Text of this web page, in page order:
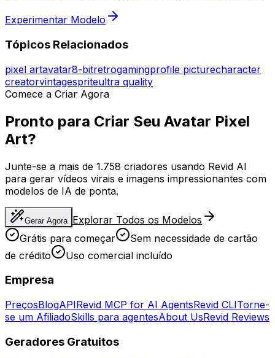
Experimentar Modelo
Tópicos Relacionados
pixel artavatar8-bitretrogamingprofile picturecharacter
creatorvintagespriteultra quality
Comece a Criar Agora
Pronto para Criar Seu Avatar Pixel
Art?
Junte-se a mais de 1.758 criadores usando Revid AI
para gerar vídeos virais e imagens impressionantes com
modelos de IA de ponta.
Gerar Agora Explorar Todos os Modelos
Grátis para começar
Sem necessidade de cartão
de crédito
Uso comercial incluído
Empresa
PreçosBlogAPIRevid MCP for AI AgentsRevid CLITorne-
se um AfiliadoSkills para agentesAbout UsRevid Reviews
Geradores Gratuitos